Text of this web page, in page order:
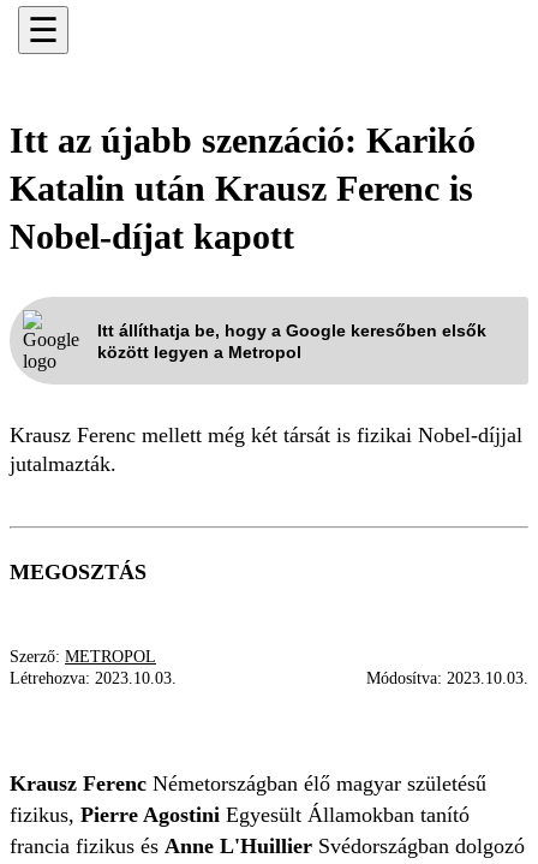
☰
Itt az újabb szenzáció: Karikó
Katalin után Krausz Ferenc is
Nobel-díjat kapott
Itt állíthatja be, hogy a Google keresőben elsők
között legyen a Metropol
Krausz Ferenc mellett még két társát is fizikai Nobel-díjjal
jutalmazták.
MEGOSZTÁS
Szerző: METROPOL
Létrehozva: 2023.10.03. Módosítva: 2023.10.03.
Krausz Ferenc Németországban élő magyar születésű
fizikus, Pierre Agostini Egyesült Államokban tanító
francia fizikus és Anne L'Huillier Svédországban dolgozó